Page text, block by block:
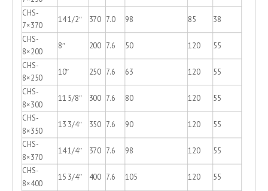
CHS-
7×370
14 1/2″ 370 7.0 98 85 38
CHS-
8×200
8″ 200 7.6 50 120 55
CHS-
8×250
10″ 250 7.6 63 120 55
CHS-
8×300
11 5/8″ 300 7.6 80 120 55
CHS-
8×350
13 3/4″ 350 7.6 90 120 55
CHS-
8×370
14 1/4″ 370 7.6 98 120 55
CHS-
8×400
15 3/4″ 400 7.6 105 120 55